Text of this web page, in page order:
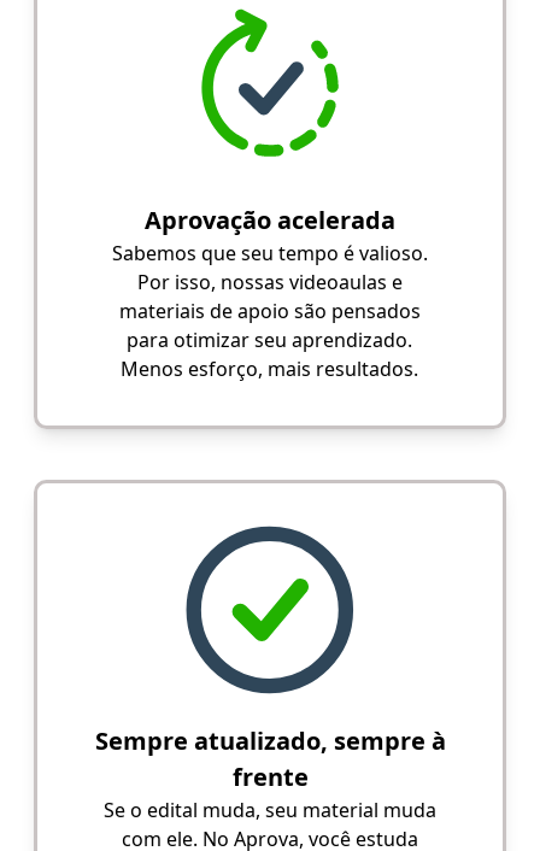
Aprovação acelerada
Sabemos que seu tempo é valioso.
Por isso, nossas videoaulas e
materiais de apoio são pensados
para otimizar seu aprendizado.
Menos esforço, mais resultados.
Sempre atualizado, sempre à
frente
Se o edital muda, seu material muda
com ele. No Aprova, você estuda